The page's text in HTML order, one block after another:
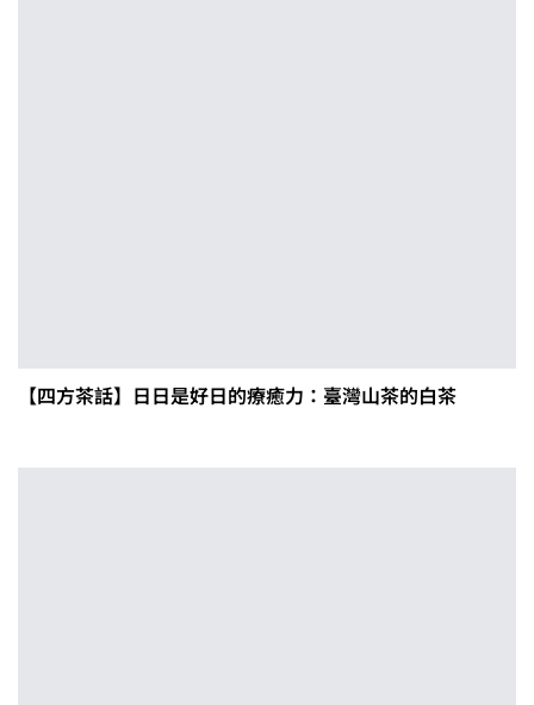
【四方茶話】日日是好日的療癒力：臺灣山茶的白茶